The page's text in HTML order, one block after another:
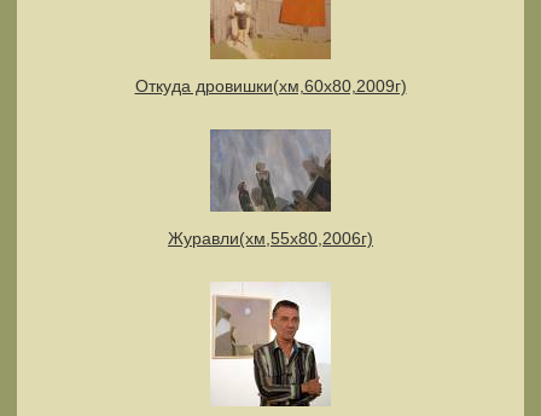
Откуда дровишки(хм,60х80,2009г)
Журавли(хм,55х80,2006г)